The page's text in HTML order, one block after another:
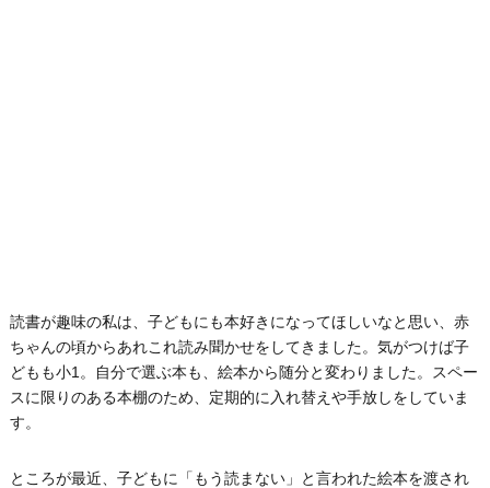
読書が趣味の私は、子どもにも本好きになってほしいなと思い、赤
ちゃんの頃からあれこれ読み聞かせをしてきました。気がつけば子
どもも小1。自分で選ぶ本も、絵本から随分と変わりました。スペー
スに限りのある本棚のため、定期的に入れ替えや手放しをしていま
す。
ところが最近、子どもに「もう読まない」と言われた絵本を渡され